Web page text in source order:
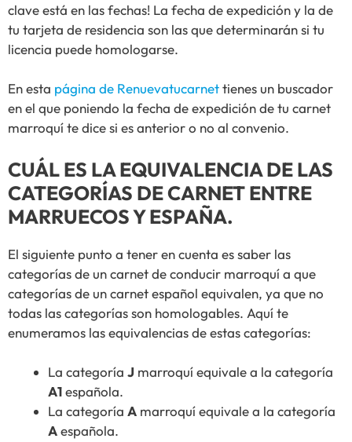
clave está en las fechas! La fecha de expedición y la de
tu tarjeta de residencia son las que determinarán si tu
licencia puede homologarse.
En esta página de Renuevatucarnettienes un buscador
en el que poniendo la fecha de expedición de tu carnet
marroquí te dice si es anterior o no al convenio.
CUÁL ES LA EQUIVALENCIA DE LAS
CATEGORÍAS DE CARNET ENTRE
MARRUECOS Y ESPAÑA.
El siguiente punto a tener en cuenta es saber las
categorías de un carnet de conducir marroquí a que
categorías de un carnet español equivalen, ya que no
todas las categorías son homologables. Aquí te
enumeramos las equivalencias de estas categorías:
La categoría J marroquí equivale a la categoría
A1española.
La categoría A marroquí equivale a la categoría
Aespañola.